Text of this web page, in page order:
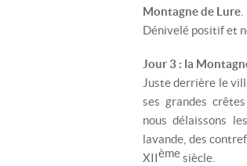
Montagne de Lure
Dénivelé positif et
Jour 3 : la
Juste derrière le
ses grandes
nous délaissons
lavande, des
XIIèmesiècle.